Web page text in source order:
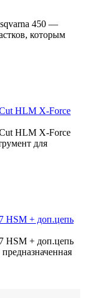
450 —
которым
HLM X-Force
HLM X-Force
для
HSM + доп.цепь
HSM + доп.цепь